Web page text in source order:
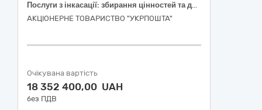
Послуги з інкасації: збирання цінностей та доставка цінностей у місті Києві
АКЦІОНЕРНЕ ТОВАРИСТВО "УКРПОШТА"
Очікувана вартість
18 352 400,00 UAH
без ПДВ